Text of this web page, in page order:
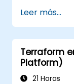
Escribir
más
Mejorar
de
Crear,
Leer más...
Terraform
Platform)
21 Horas